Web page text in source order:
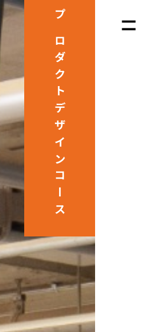
プロダクト
デザインコース